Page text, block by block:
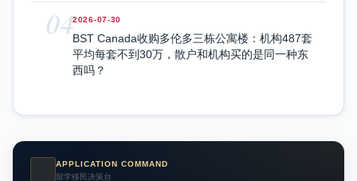
042026-07-30
BST Canada收购多伦多三栋公寓楼：机构487套
平均每套不到30万，散户和机构买的是同一种东
西吗？
APPLICATION COMMAND
留学移民决策台